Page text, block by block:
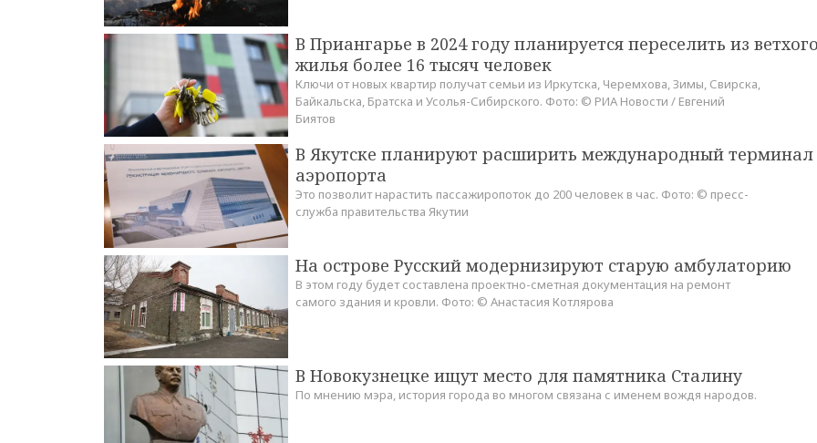
В Приангарье в 2024 году планируется переселить из
жилья более 16 тысяч человек
Ключи от новых квартир получат семьи из Иркутска, Черемхова, Зимы, Свирска,
Байкальска, Братска и Усолья-Сибирского. Фото: © РИА Новости / Евгений
Биятов
В Якутске планируют расширить международный терминал
аэропорта
Это позволит нарастить пассажиропоток до 200 человек в час. Фото: © пресс-
служба правительства Якутии
На острове Русский модернизируют старую амбулаторию
В этом году будет составлена проектно-сметная документация на ремонт
самого здания и кровли. Фото: © Анастасия Котлярова
В Новокузнецке ищут место для памятника Сталину
По мнению мэра, история города во многом связана с именем вождя народов.